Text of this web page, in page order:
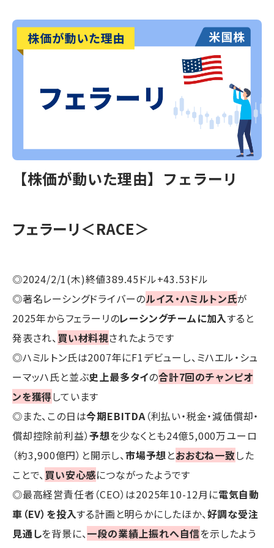
【株価が動いた理由】フェラーリ
フェラーリ＜RACE＞
◎2024/2/1(木)終値389.45ドル+43.53ドル
◎著名レーシングドライバーのルイス・ハミルトン氏が
2025年からフェラーリのレーシングチームに加入すると
発表され、 買い材料視されたようです
◎ハミルトン氏は2007年にF1デビューし、ミハエル・シュ
ーマッハ氏と並ぶ史上最多タイの合計7回のチャンピオ
ンを獲得しています
◎また、この日は今期EBITDA （利払い・税金・減価償却・
償却控除前利益）予想を少なくとも24億5,000万ユーロ
（約3,900億円）と開示し、市場予想とおおむね一致した
ことで、 買い安心感につながったようです
◎最高経営責任者（CEO）は2025年10-12月に電気自動
車（EV）を投入する計画と明らかにしたほか、好調な受注
見通しを背景に、一段の業績上振れへ自信を示したよう